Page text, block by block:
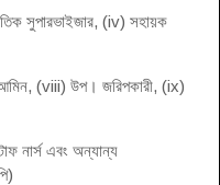
সুপারভাইজার, (iv) সহায়ক
(viii) উপ। জরিপকারী, (ix)
নার্স এবং অন্যান্য